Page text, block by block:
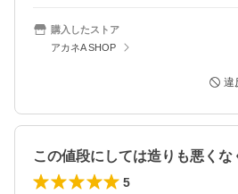
購入したストア
アカネA SHOP
違
5